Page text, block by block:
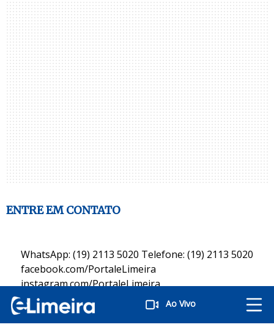
Ao Vivo
ENTRE EM CONTATO
WhatsApp: (19) 2113 5020 Telefone: (19) 2113 5020
facebook.com/PortaleLimeira
instagram.com/PortaleLimeira
twitter.com/PortaleLimeira